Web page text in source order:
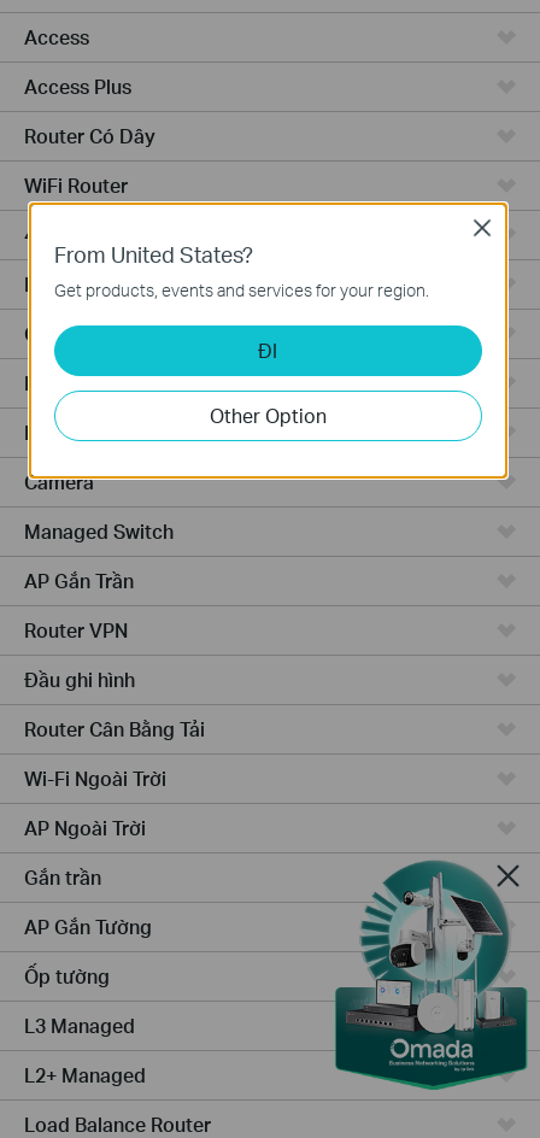
Access
Access Plus
Router Có Dây
WiFi Router
4G WiFi Router
Integrated Router
Cloud-Based
Phần Cứng
Phần Mềm
Camera
Managed Switch
AP Gắn Trần
Router VPN
Đầu ghi hình
Router Cân Bằng Tải
Wi-Fi Ngoài Trời
AP Ngoài Trời
Gắn trần
AP Gắn Tường
Ốp tường
L3 Managed
L2+ Managed
Load Balance Router
From United States?
Get products, events and services for your region.
ĐI
Other Option
Close